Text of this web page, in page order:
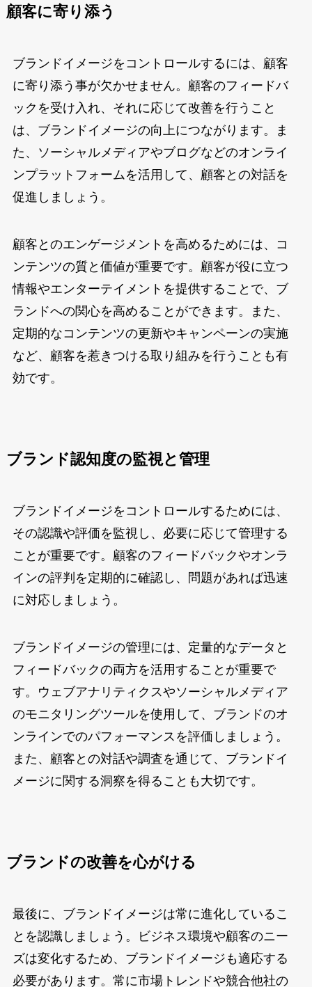
顧客に寄り添う
ブランドイメージをコントロールするには、顧客
に寄り添う事が欠かせません。顧客のフィードバ
ックを受け入れ、それに応じて改善を行うこと
は、ブランドイメージの向上につながります。ま
た、ソーシャルメディアやブログなどのオンライ
ンプラットフォームを活用して、顧客との対話を
促進しましょう。
顧客とのエンゲージメントを高めるためには、コ
ンテンツの質と価値が重要です。顧客が役に立つ
情報やエンターテイメントを提供することで、ブ
ランドへの関心を高めることができます。また、
定期的なコンテンツの更新やキャンペーンの実施
など、顧客を惹きつける取り組みを行うことも有
効です。
ブランド認知度の監視と管理
ブランドイメージをコントロールするためには、
その認識や評価を監視し、必要に応じて管理する
ことが重要です。顧客のフィードバックやオンラ
インの評判を定期的に確認し、問題があれば迅速
に対応しましょう。
ブランドイメージの管理には、定量的なデータと
フィードバックの両方を活用することが重要で
す。ウェブアナリティクスやソーシャルメディア
のモニタリングツールを使用して、ブランドのオ
ンラインでのパフォーマンスを評価しましょう。
また、顧客との対話や調査を通じて、ブランドイ
メージに関する洞察を得ることも大切です。
ブランドの改善を心がける
最後に、ブランドイメージは常に進化しているこ
とを認識しましょう。ビジネス環境や顧客のニー
ズは変化するため、ブランドイメージも適応する
必要があります。常に市場トレンドや競合他社の